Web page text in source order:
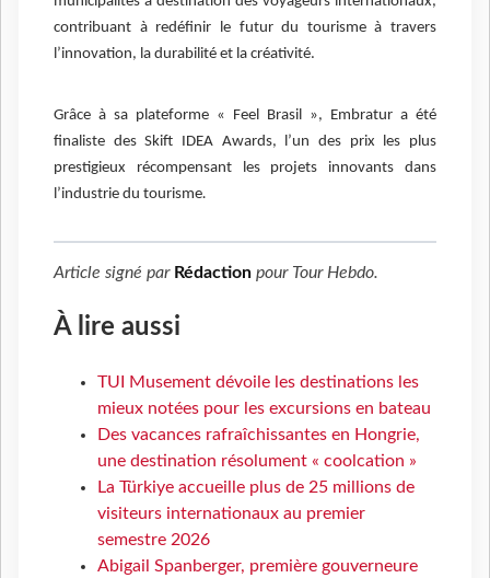
contribuant à redéfinir le futur du tourisme à travers
l’innovation, la durabilité et la créativité.
Grâce à sa plateforme « Feel Brasil », Embratur a été
finaliste des Skift IDEA Awards, l’un des prix les plus
prestigieux récompensant les projets innovants dans
l’industrie du tourisme.
Article signé par Rédaction pour Tour Hebdo.
À lire aussi
TUI Musement dévoile les destinations les
mieux notées pour les excursions en bateau
Des vacances rafraîchissantes en Hongrie,
une destination résolument « coolcation »
La Türkiye accueille plus de 25 millions de
visiteurs internationaux au premier
semestre 2026
Abigail Spanberger, première gouverneure